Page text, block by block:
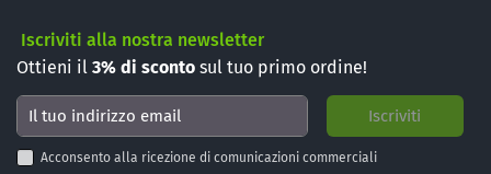
Iscriviti alla nostra newsletter
Ottieni il 3% di sconto sul tuo primo ordine!
Acconsento alla ricezione di comunicazioni commerciali